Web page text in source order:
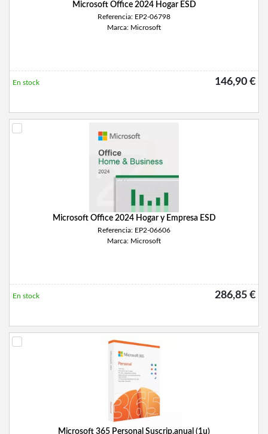
Microsoft Office 2024 Hogar ESD
Referencia: EP2-06798
Marca: Microsoft
146,90 €
En stock
Microsoft Office 2024 Hogar y Empresa ESD
Referencia: EP2-06606
Marca: Microsoft
286,85 €
En stock
Microsoft 365 Personal Suscrip.anual (1u)